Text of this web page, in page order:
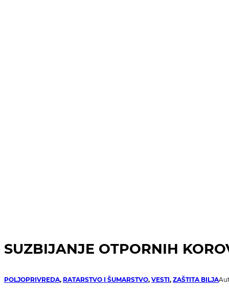
SUZBIJANJE OTPORNIH
POLJOPRIVREDA, RATARSTVO I ŠUMARSTVO, VESTI, ZAŠTITA BILJA